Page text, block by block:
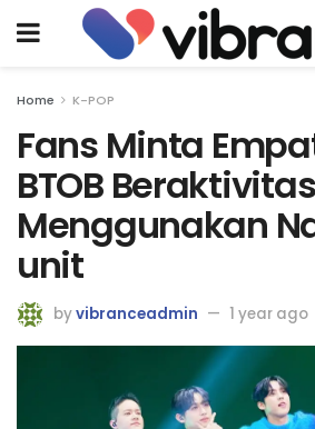
Home K-POP
Fans Minta
BTOB Beraktivitas
Menggunakan
unit
byvibranceadmin 1 year ago